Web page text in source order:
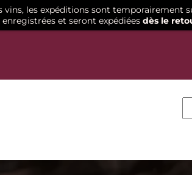
les expéditions sont temporairement
et seront expédiées dès le